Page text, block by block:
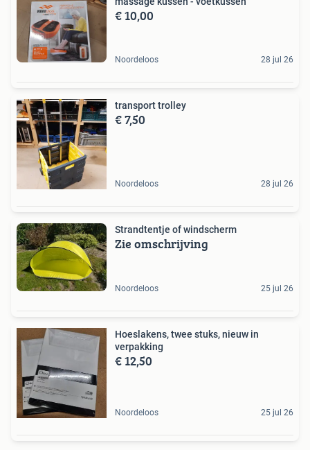
€ 10,00
Noordeloos 28 jul 26
transport trolley
€ 7,50
Noordeloos 28 jul 26
Strandtentje of windscherm
Zie omschrijving
Noordeloos 25 jul 26
Hoeslakens, twee stuks, nieuw in
verpakking
€ 12,50
Noordeloos 25 jul 26